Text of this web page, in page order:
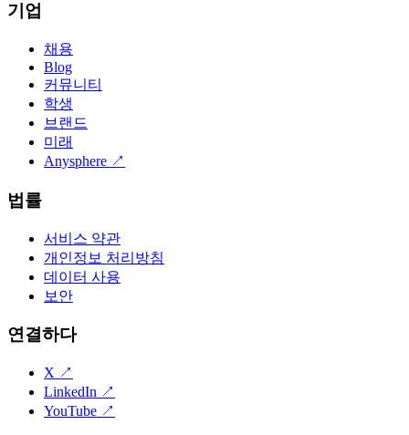
기업
채용
Blog
커뮤니티
학생
브랜드
미래
Anysphere ↗
법률
서비스 약관
개인정보 처리방침
데이터 사용
보안
연결하다
X ↗
LinkedIn ↗
YouTube ↗